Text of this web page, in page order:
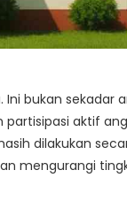
Ini bukan sekadar
partisipasi aktif
dilakukan
mengurangi